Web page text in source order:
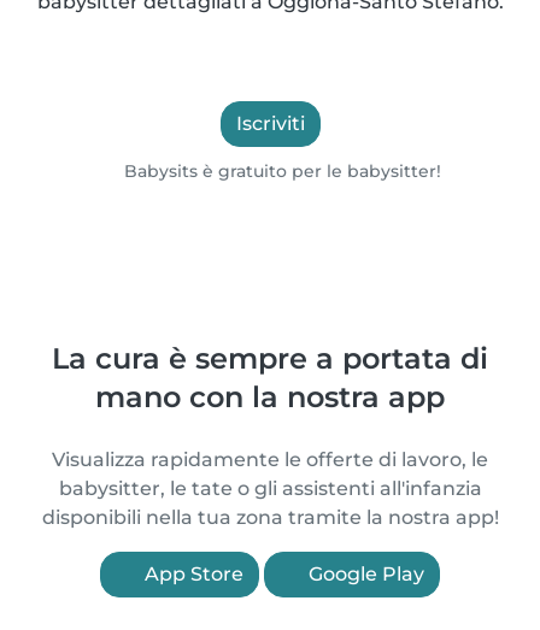
Iscriviti
Babysits è gratuito per le babysitter!
La cura è sempre a portata di
mano con la nostra app
Visualizza rapidamente le offerte di lavoro, le
babysitter, le tate o gli assistenti all'infanzia
disponibili nella tua zona tramite la nostra app!
App Store Google Play